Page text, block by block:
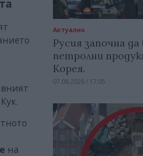
на
Актуално
Русия започна да
петролни
Корея.
07.08.2026 / 17:05